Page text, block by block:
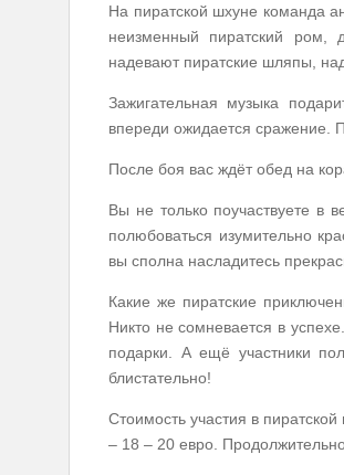
На пиратской шхуне команда
неизменный пиратский ром,
надевают пиратские шляпы,
Зажигательная музыка
впереди ожидается сражение.
После боя вас ждёт обед на
Вы не только поучаствуете
полюбоваться изумительно
вы сполна насладитесь
Какие же пиратские
Никто не сомневается в
подарки. А ещё участники
блистательно!
Стоимость участия в
– 18 – 20 евро.